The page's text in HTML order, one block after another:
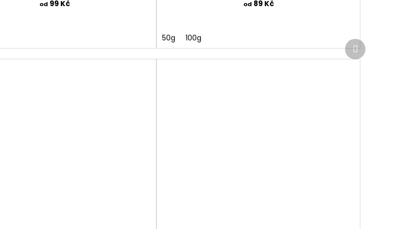
od 99 Kč od 89 Kč
50g 100g
Další
produkt